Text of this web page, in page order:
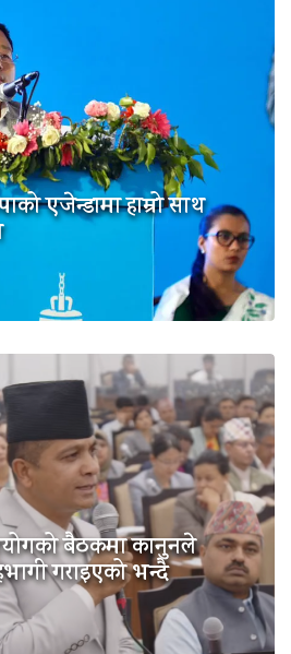
एजेन्डामा हाम्रो साथ
बैठकमा कानुनले
गराइएको भन्दै